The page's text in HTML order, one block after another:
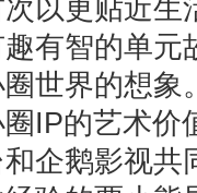
以更贴近生
有智的单元
圈世界的
IP的艺术价
企鹅影视共